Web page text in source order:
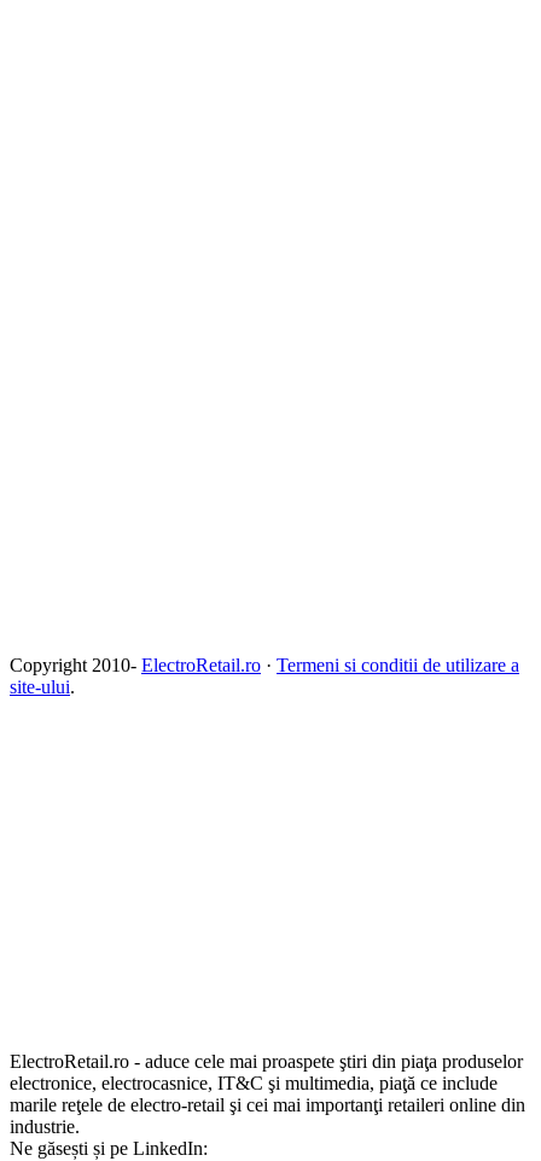
Copyright 2010- ElectroRetail.ro · Termeni si conditii de utilizare a
site-ului.
ElectroRetail.ro - aduce cele mai proaspete ştiri din piaţa produselor
electronice, electrocasnice, IT&C şi multimedia, piaţă ce include
marile reţele de electro-retail şi cei mai importanţi retaileri online din
industrie.
Ne găsești și pe LinkedIn: